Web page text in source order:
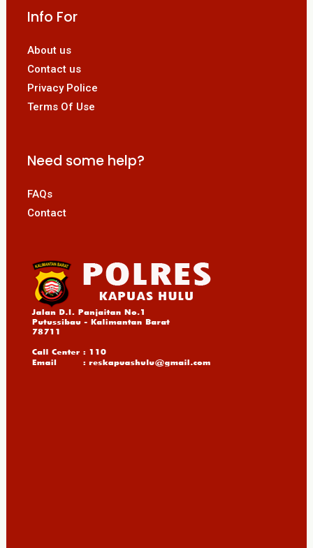
Info For
About us
Contact us
Privacy Police
Terms Of Use
Need some help?
FAQs
Contact